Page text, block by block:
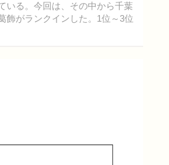
いる。今回は、その中から千葉
飾がランクインした。1位～3位